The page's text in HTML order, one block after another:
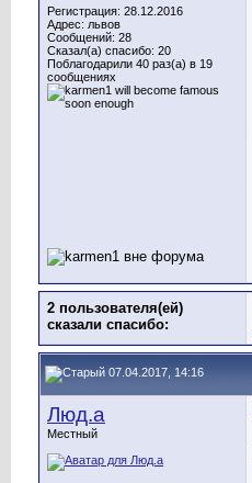
Регистрация: 28.12.2016
Адрес: львов
Сообщений: 28
Сказал(а) спасибо: 20
Поблагодарили 40 раз(а) в 19
сообщениях
2 пользователя(ей)
сказали cпасибо:
07.04.2017, 14:16
Люд.а
Местный